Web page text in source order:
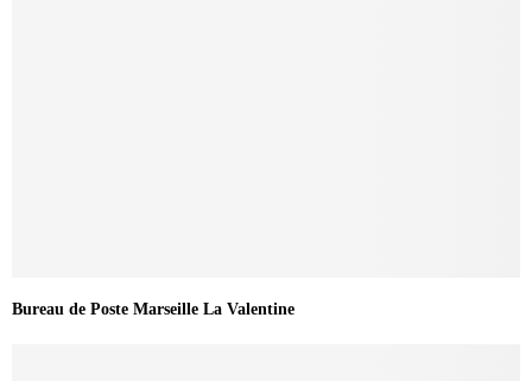
Bureau de Poste Marseille La Valentine